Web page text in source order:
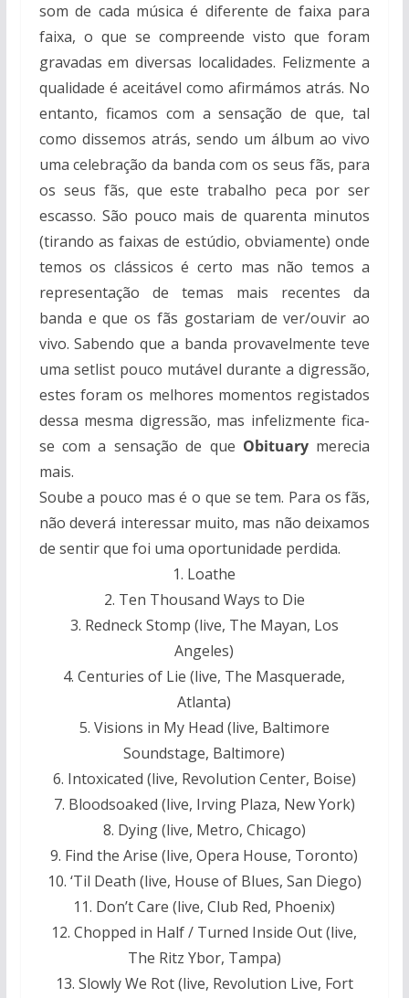
som de cada música é diferente de faixa para
faixa, o que se compreende visto que foram
gravadas em diversas localidades. Felizmente a
qualidade é aceitável como afirmámos atrás. No
entanto, ficamos com a sensação de que, tal
como dissemos atrás, sendo um álbum ao vivo
uma celebração da banda com os seus fãs, para
os seus fãs, que este trabalho peca por ser
escasso. São pouco mais de quarenta minutos
(tirando as faixas de estúdio, obviamente) onde
temos os clássicos é certo mas não temos a
representação de temas mais recentes da
banda e que os fãs gostariam de ver/ouvir ao
vivo. Sabendo que a banda provavelmente teve
uma setlist pouco mutável durante a digressão,
estes foram os melhores momentos registados
dessa mesma digressão, mas infelizmente fica-
se com a sensação de que Obituary merecia
mais.
Soube a pouco mas é o que se tem. Para os fãs,
não deverá interessar muito, mas não deixamos
de sentir que foi uma oportunidade perdida.
1. Loathe
2. Ten Thousand Ways to Die
3. Redneck Stomp (live, The Mayan, Los
Angeles)
4. Centuries of Lie (live, The Masquerade,
Atlanta)
5. Visions in My Head (live, Baltimore
Soundstage, Baltimore)
6. Intoxicated (live, Revolution Center, Boise)
7. Bloodsoaked (live, Irving Plaza, New York)
8. Dying (live, Metro, Chicago)
9. Find the Arise (live, Opera House, Toronto)
10. ‘Til Death (live, House of Blues, San Diego)
11. Don’t Care (live, Club Red, Phoenix)
12. Chopped in Half / Turned Inside Out (live,
The Ritz Ybor, Tampa)
13. Slowly We Rot (live, Revolution Live, Fort